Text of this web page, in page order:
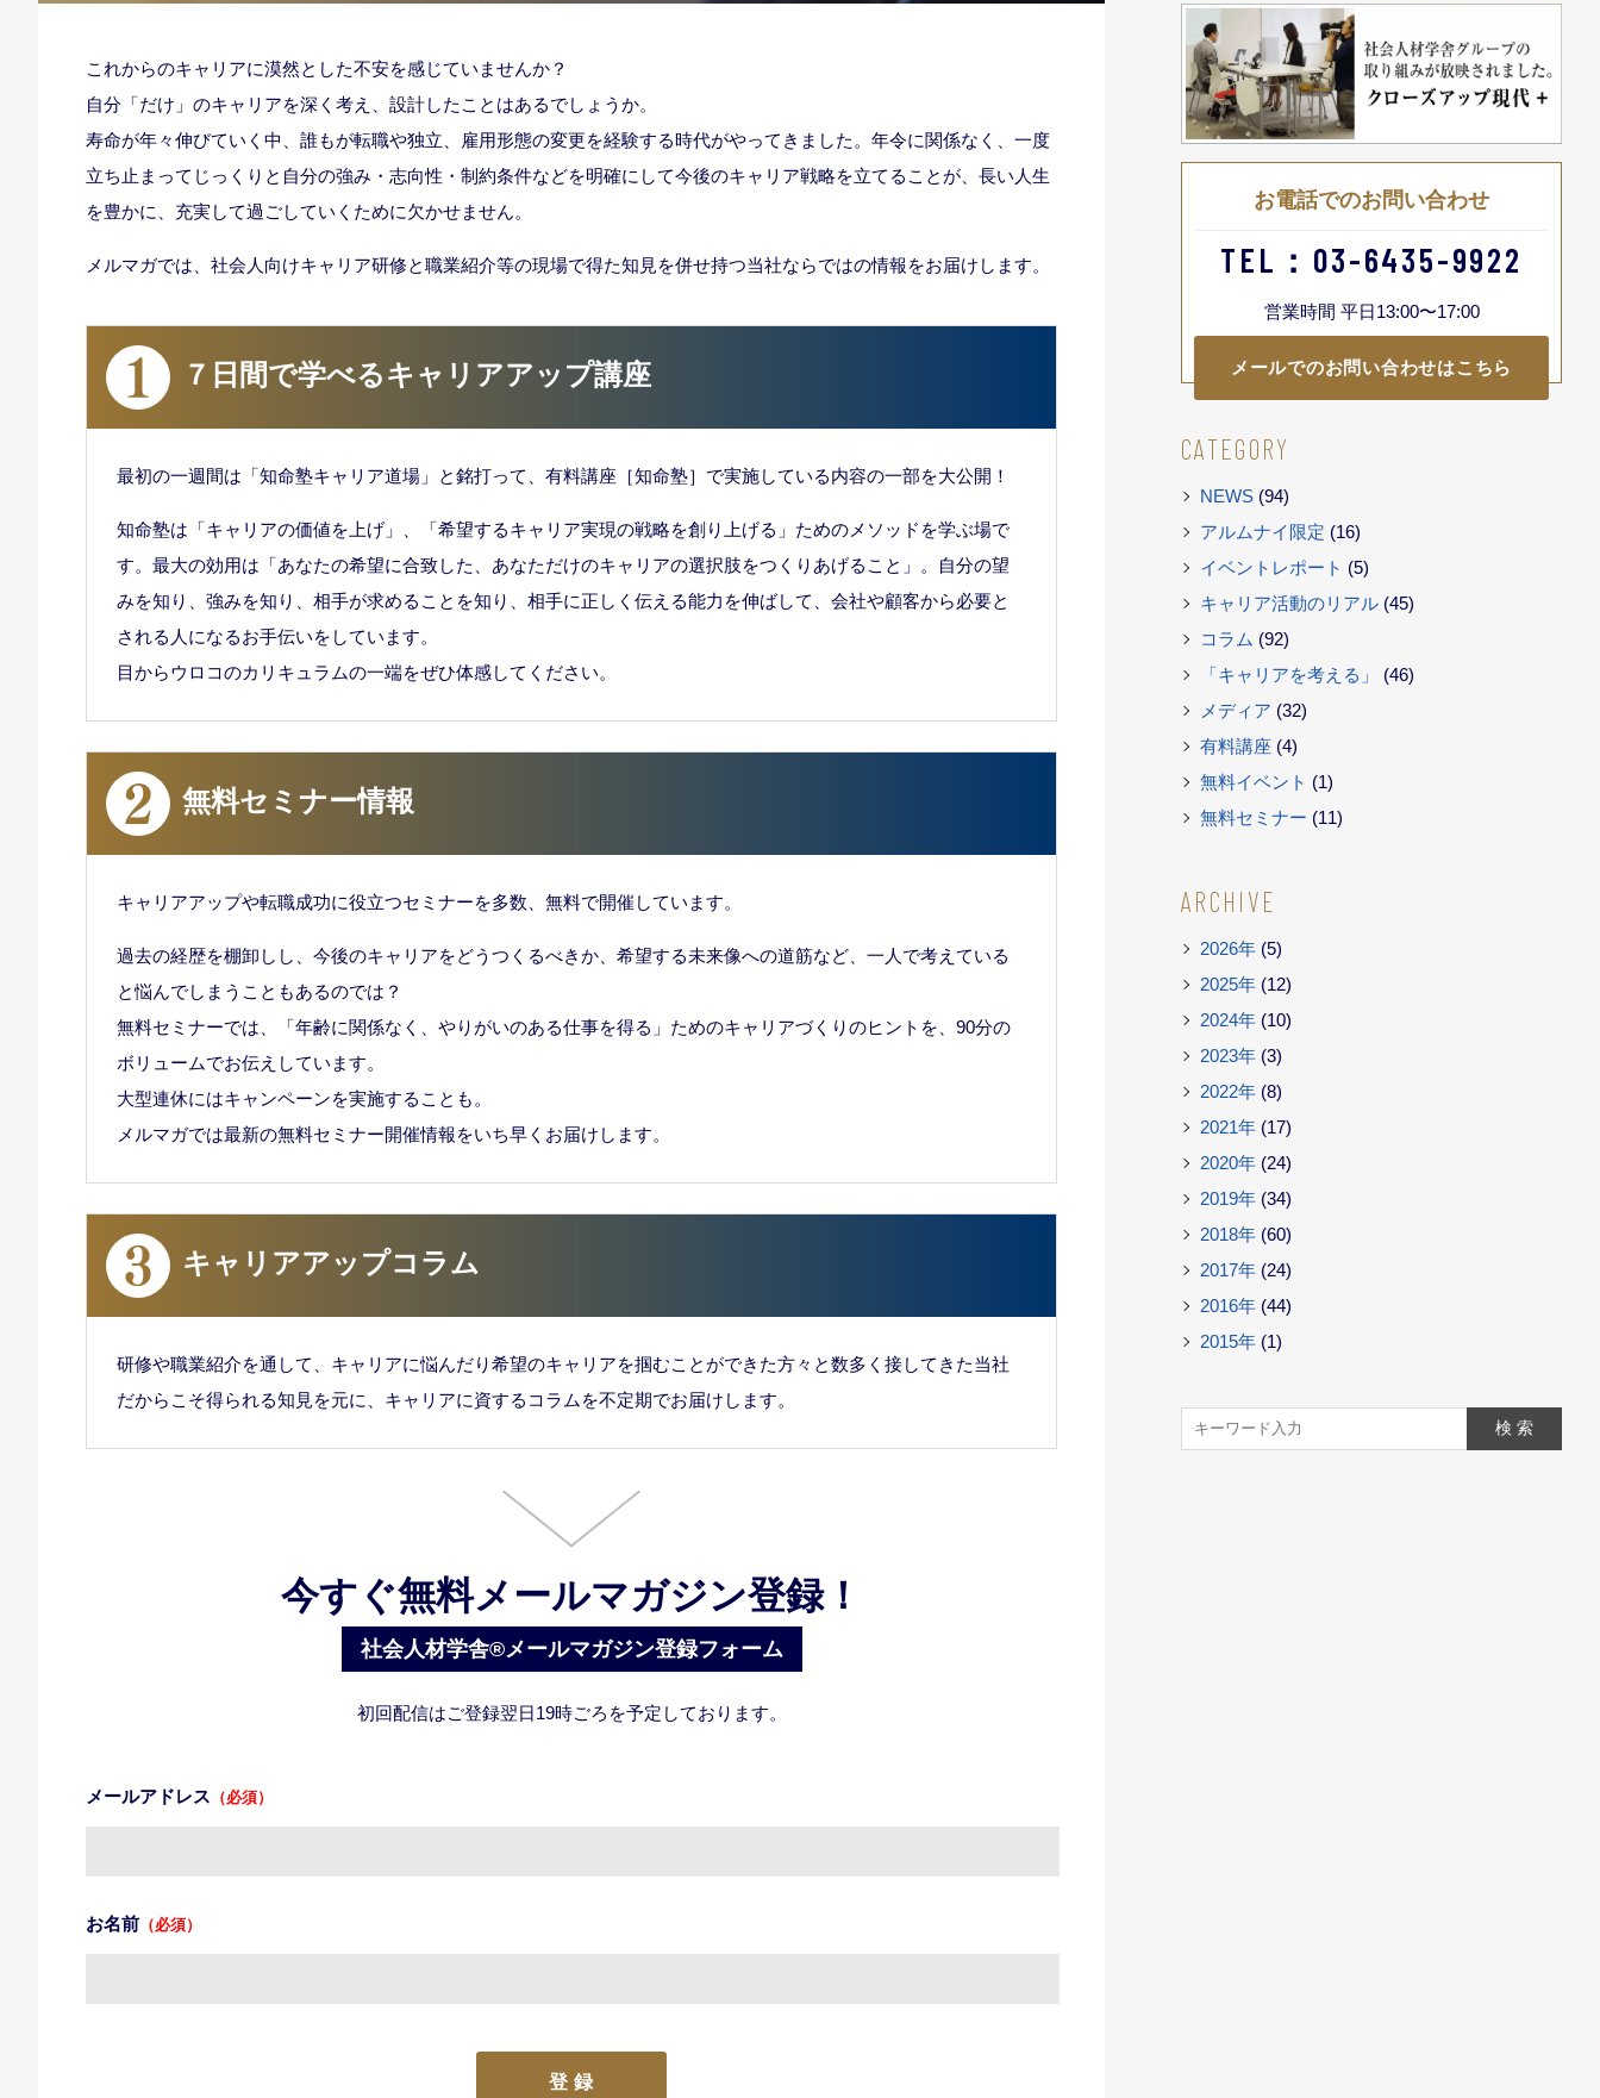
これからのキャリアに漠然とした不安を感じていませんか？
自分「だけ」のキャリアを深く考え、設計したことはあるでしょうか。
寿命が年々伸びていく中、誰もが転職や独立、雇用形態の変更を経験する時代がやってきました。年令に関係なく、一度
立ち止まってじっくりと自分の強み・志向性・制約条件などを明確にして今後のキャリア戦略を立てることが、長い人生
を豊かに、充実して過ごしていくために欠かせません。
メルマガでは、社会人向けキャリア研修と職業紹介等の現場で得た知見を併せ持つ当社ならではの情報をお届けします。
７日間で学べるキャリアアップ講座
最初の一週間は「知命塾キャリア道場」と銘打って、有料講座［知命塾］で実施している内容の一部を大公開！
知命塾は「キャリアの価値を上げ」、「希望するキャリア実現の戦略を創り上げる」ためのメソッドを学ぶ場で
す。最大の効用は「あなたの希望に合致した、あなただけのキャリアの選択肢をつくりあげること」。自分の望
みを知り、強みを知り、相手が求めることを知り、相手に正しく伝える能力を伸ばして、会社や顧客から必要と
される人になるお手伝いをしています。
目からウロコのカリキュラムの一端をぜひ体感してください。
無料セミナー情報
キャリアアップや転職成功に役立つセミナーを多数、無料で開催しています。
過去の経歴を棚卸しし、今後のキャリアをどうつくるべきか、希望する未来像への道筋など、一人で考えている
と悩んでしまうこともあるのでは？
無料セミナーでは、「年齢に関係なく、やりがいのある仕事を得る」ためのキャリアづくりのヒントを、90分の
ボリュームでお伝えしています。
大型連休にはキャンペーンを実施することも。
メルマガでは最新の無料セミナー開催情報をいち早くお届けします。
キャリアアップコラム
研修や職業紹介を通して、キャリアに悩んだり希望のキャリアを掴むことができた方々と数多く接してきた当社
だからこそ得られる知見を元に、キャリアに資するコラムを不定期でお届けします。
今すぐ無料メールマガジン登録！
社会人材学舎®メールマガジン登録フォーム
初回配信はご登録翌日19時ごろを予定しております。
メールアドレス （必須）
お名前 （必須）
お電話でのお問い合わせ
TEL：03-6435-9922
営業時間 平日13:00〜17:00
メールでのお問い合わせはこちら
CATEGORY
NEWS (94)
アルムナイ限定 (16)
イベントレポート (5)
キャリア活動のリアル (45)
コラム (92)
「キャリアを考える」
(46)
メディア (32)
有料講座 (4)
無料イベント (1)
無料セミナー (11)
ARCHIVE
2026年 (5)
2025年 (12)
2024年 (10)
2023年 (3)
2022年 (8)
2021年 (17)
2020年 (24)
2019年 (34)
2018年 (60)
2017年 (24)
2016年 (44)
2015年 (1)